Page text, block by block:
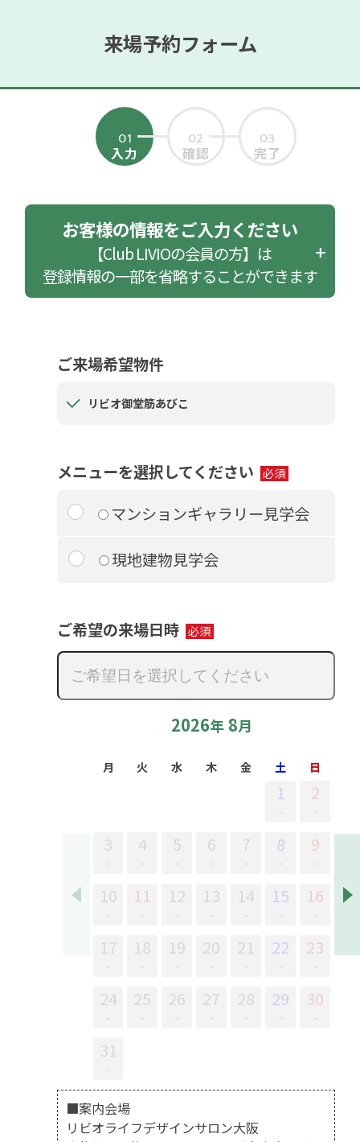
来場予約フォーム
01
入力
02
確認
03
完了
お客様の情報をご入力ください
【Club LIVIOの会員の方】は
登録情報の一部を省略することができます
ご来場希望物件
リビオ御堂筋あびこ
メニューを選択してください
マンションギャラリー見学会
現地建物見学会
ご希望の来場日時
2026年 8月
月 火 水 木 金 土 日
1
-
2
-
3
-
4
-
5
-
6
-
7
-
8
-
9
-
10
-
11
-
12
-
13
-
14
-
15
-
16
-
17
-
18
-
19
-
20
-
21
-
22
-
23
-
24
-
25
-
26
-
27
-
28
-
29
-
30
-
31
-
■案内会場
リビオライフデザインサロン大阪